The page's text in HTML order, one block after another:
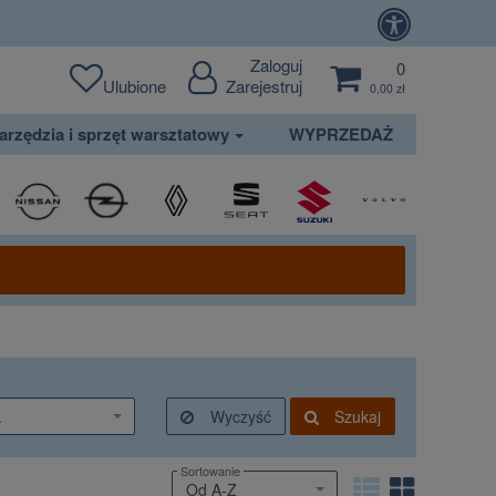
Ulubione
Zaloguj
Zarejestruj
0
0,00 zł
i sprzęt warsztatowy WYPRZEDAŻ
Wyczyść Szukaj
Od A-Z
Sortowanie